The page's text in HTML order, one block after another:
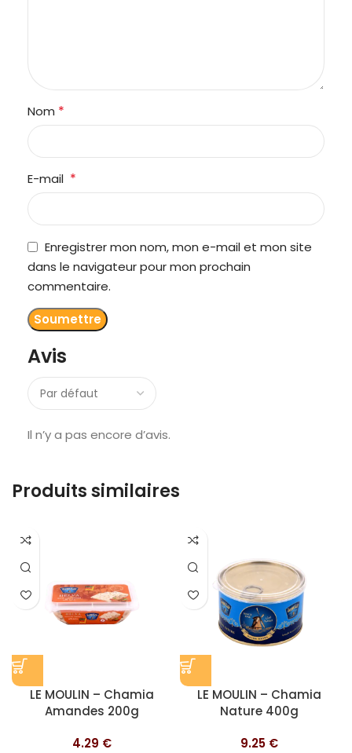
Avis
Il n’y a pas encore d’avis.
Nom *
E-mail *
Enregistrer mon nom, mon e-mail et mon site
dans le navigateur pour mon prochain
commentaire.
Produits similaires
LE MOULIN – Chamia
Amandes 200g
4.29 €
LE MOULIN – Chamia
Nature 400g
9.25 €